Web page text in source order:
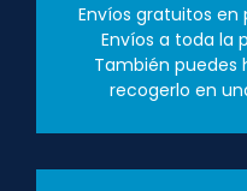
Envíos gratuitos en
Envíos a toda la
También puedes
recogerlo en